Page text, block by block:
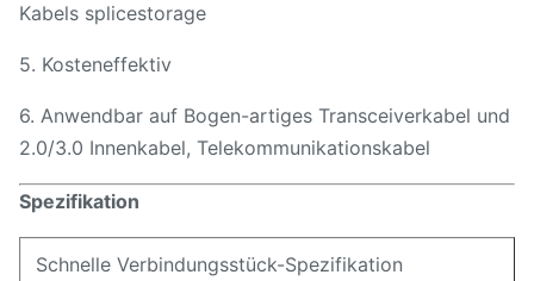
Kabels splicestorage
5. Kosteneffektiv
6. Anwendbar auf Bogen-artiges Transceiverkabel und
2.0/3.0 Innenkabel, Telekommunikationskabel
Spezifikation
Schnelle Verbindungsstück-Spezifikation